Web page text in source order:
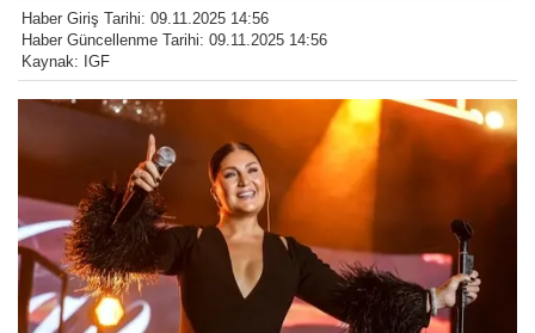
Haber Giriş Tarihi: 09.11.2025 14:56
Haber Güncellenme Tarihi: 09.11.2025 14:56
Kaynak: IGF